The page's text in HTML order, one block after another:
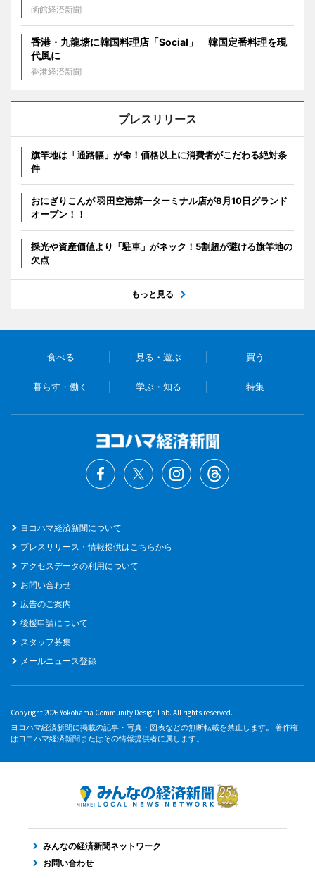
函館経済新聞
香港・九龍塘に韓国料理店「Social」 韓国定番料理を現
代風に
香港経済新聞
プレスリリース
旗竿地は「通路幅」が命！価格以上に消費者がこだわる絶対条
件
おにぎりこんが 羽田空港第一ターミナル店が8月10日グランド
オープン！！
採光や資産価値より「駐車」がネック！5割超が避ける旗竿地の
欠点
もっと見る
食べる 見る・遊ぶ 買う
暮らす・働く 学ぶ・知る 特集
ヨコハマ経済新聞について
プレスリリース・情報提供はこちらから
アクセスデータの利用について
お問い合わせ
広告のご案内
後援申請について
スタッフ募集
メールニュース登録
Copyright 2026 Yokohama Community Design Lab. All rights reserved.
ヨコハマ経済新聞に掲載の記事・写真・図表などの無断転載を禁止します。 著作権
はヨコハマ経済新聞またはその情報提供者に属します。
みんなの経済新聞ネットワーク
お問い合わせ